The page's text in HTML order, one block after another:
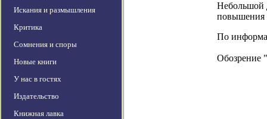
Искания и размышления
Критика
Сомнения и споры
Новые книги
У нас в гостях
Издательство
Книжная лавка
Небольшой
повышения
По
Обозрение "